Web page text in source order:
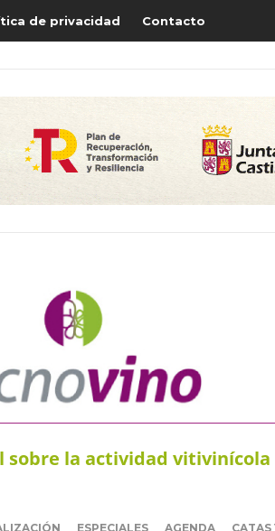
de privacidad Contacto
sobre la actividad vitivinícola
ESPECIALES AGENDA CATAS